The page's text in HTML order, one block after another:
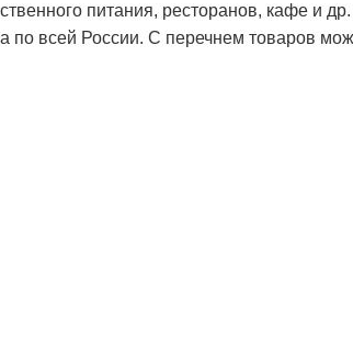
питания, ресторанов, кафе и
по всей России. С перечнем товаров